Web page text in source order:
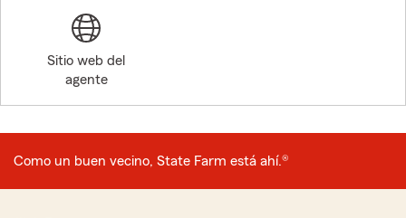
Sitio web del
agente
Como un buen vecino, State Farm está ahí.®